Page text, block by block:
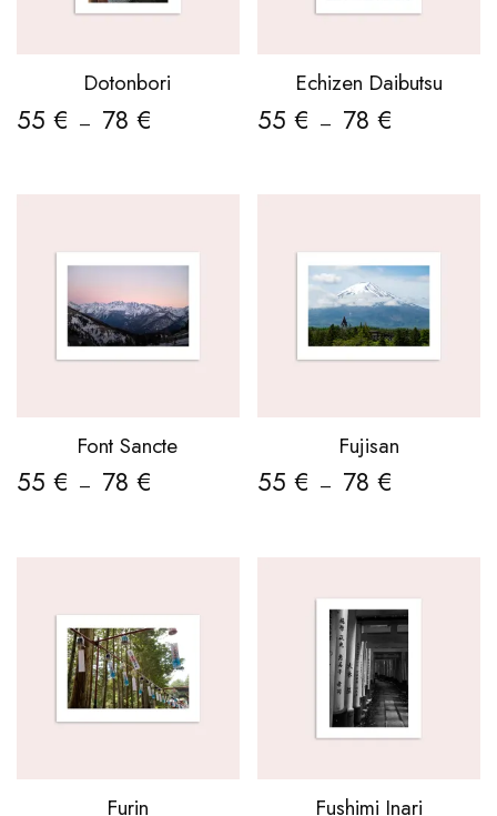
Dotonbori
55 € – 78 €
Echizen Daibutsu
55€ – 78€
Font Sancte
55 € – 78 €
Fujisan
55€ – 78€
Furin Fushimi Inari